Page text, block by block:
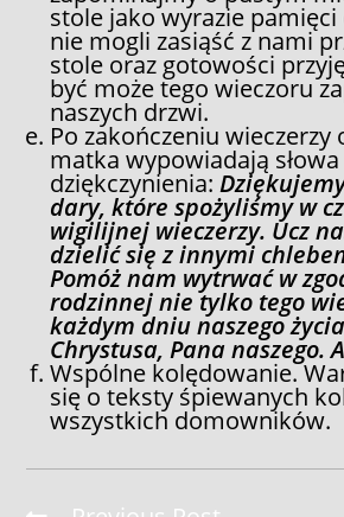
stole jako wyrazie
nie mogli zasiąść z nami
stole oraz gotowości
być może tego wieczoru
naszych drzwi.
Po zakończeniu wieczerzy
matka wypowiadają słowa
dziękczynienia:
dary, które spożyliśmy w
wigilijnej wieczerzy. Ucz
dzielić się z innymi
Pomóż nam wytrwać w
rodzinnej nie tylko tego
każdym dniu naszego
Chrystusa, Pana naszego.
Wspólne kolędowanie.
się o teksty śpiewanych
wszystkich domowników.
Read